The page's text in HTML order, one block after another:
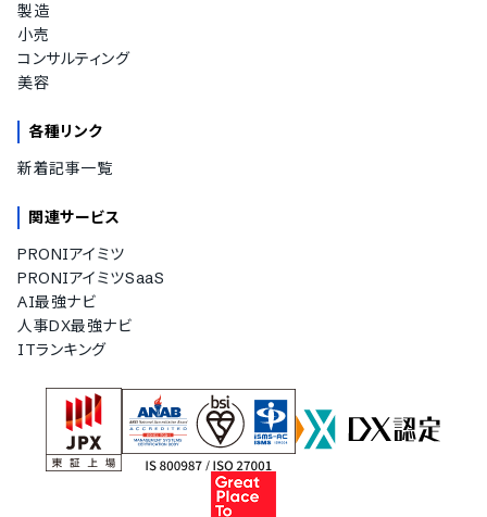
製造
小売
コンサルティング
美容
各種リンク
新着記事一覧
関連サービス
PRONIアイミツ
PRONIアイミツSaaS
AI最強ナビ
人事DX最強ナビ
ITランキング